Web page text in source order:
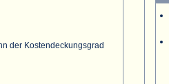
der Kostendeckungsgrad